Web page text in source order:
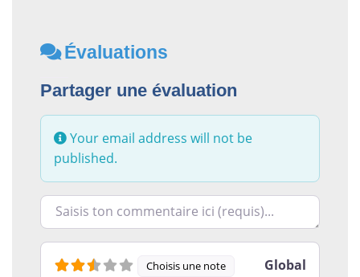
Évaluations
Partager une évaluation
Your email address will not be
published.
Racontez-nous ce que vous avez le plus et le
Choisis une note Global